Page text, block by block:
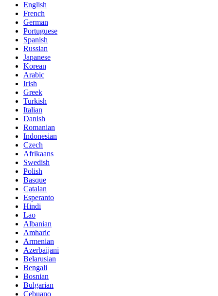
English
French
German
Portuguese
Spanish
Russian
Japanese
Korean
Arabic
Irish
Greek
Turkish
Italian
Danish
Romanian
Indonesian
Czech
Afrikaans
Swedish
Polish
Basque
Catalan
Esperanto
Hindi
Lao
Albanian
Amharic
Armenian
Azerbaijani
Belarusian
Bengali
Bosnian
Bulgarian
Cebuano